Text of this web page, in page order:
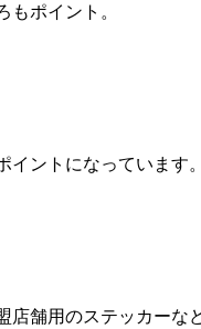
もポイント。
ントになっています。
舗用のステッカーな